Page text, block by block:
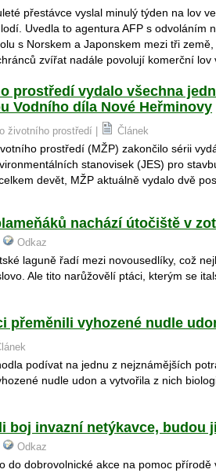
přestávce vyslal minulý týden na lov
Uvedla to agentura AFP s odvoláním
s Norskem a Japonskem mezi tři
zvířat nadále povolují komerční lov
prostředí vydalo všechna
Vodního díla Nové Heřminovy
životního prostředí | Článek
prostředí (MŽP) zakončilo sérii
stanovisek (JES) pro
devět, MŽP aktuálně vydalo dvě
nachází útočiště v
Odkaz
laguně řadí mezi novousedlíky, což
Ale tito narůžovělí ptáci, kterým se
přeměnili vyhozené nudle
podívat na jednu z nejznámějších
nudle udon a vytvořila z nich
boj invazní netýkavce, budou
Odkaz
do dobrovolnické akce na pomoc